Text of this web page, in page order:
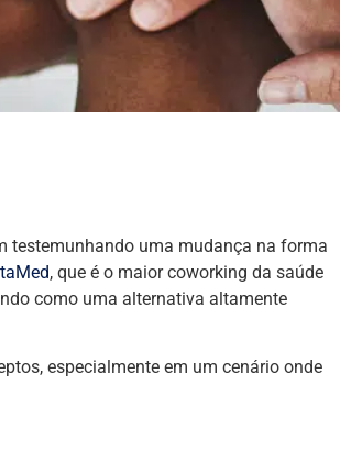
testemunhando uma mudança na forma
, que é o maior coworking da saúde
como uma alternativa altamente
especialmente em um cenário onde